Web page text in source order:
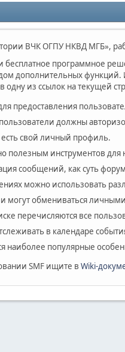
ВЧК ОГПУ НКВД МГБ»,
программное
дополнительных
из ссылок на текущей
предоставления
должны
есть свой личный профиль.
полезным инструментов
сообщений, как суть
можно использовать
могут обмениваться
перечисляются все
в календаре
наиболее популярные
SMF ищите в Wiki-